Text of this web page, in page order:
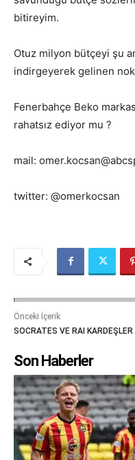
bitireyim.
Otuz milyon bütçeyi şu
indirgeyerek gelinen
Fenerbahçe Beko
rahatsız ediyor mu ?
mail:
twitter: @omerkocsan
Önceki İçerik
SOCRATES VE RAI KARDEŞLER
Son Haberler